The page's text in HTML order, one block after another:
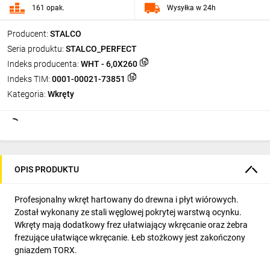
Producent: STALCO
Seria produktu: STALCO_PERFECT
Indeks producenta: WHT - 6,0X260
Indeks TIM: 0001-00021-73851
Kategoria: Wkręty
161 opak. Wysyłka w 24h
OPIS PRODUKTU
Profesjonalny wkręt hartowany do drewna i płyt wiórowych.
Został wykonany ze stali węglowej pokrytej warstwą ocynku.
Wkręty mają dodatkowy frez ułatwiający wkręcanie oraz żebra
frezujące ułatwiące wkręcanie. Łeb stożkowy jest zakończony
gniazdem TORX.